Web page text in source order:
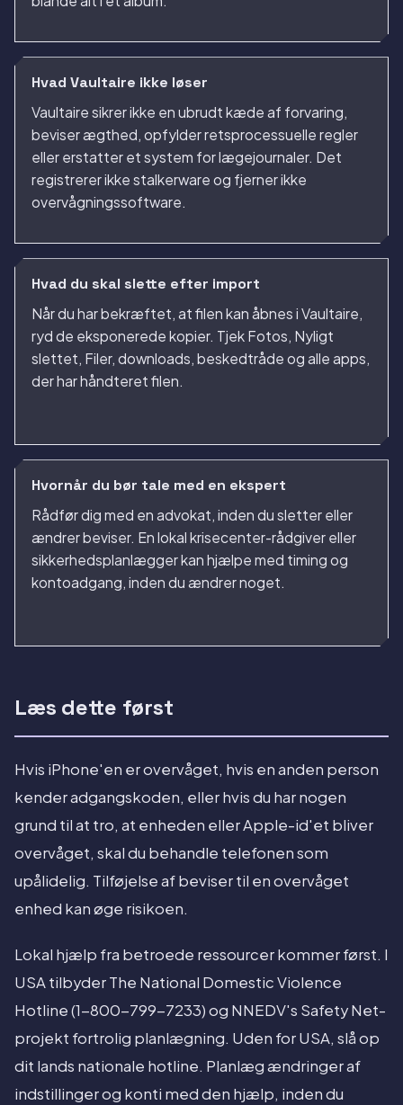
Hvad Vaultaire ikke løser
Vaultaire sikrer ikke en ubrudt kæde af forvaring,
beviser ægthed, opfylder retsprocessuelle regler
eller erstatter et system for lægejournaler. Det
registrerer ikke stalkerware og fjerner ikke
overvågningssoftware.
Hvad du skal slette efter import
Når du har bekræftet, at filen kan åbnes i Vaultaire,
ryd de eksponerede kopier. Tjek Fotos, Nyligt
slettet, Filer, downloads, beskedtråde og alle apps,
der har håndteret filen.
Hvornår du bør tale med en ekspert
Rådfør dig med en advokat, inden du sletter eller
ændrer beviser. En lokal krisecenter-rådgiver eller
sikkerhedsplanlægger kan hjælpe med timing og
kontoadgang, inden du ændrer noget.
Læs dette først
Hvis iPhone'en er overvåget, hvis en anden person
kender adgangskoden, eller hvis du har nogen
grund til at tro, at enheden eller Apple-id'et bliver
overvåget, skal du behandle telefonen som
upålidelig. Tilføjelse af beviser til en overvåget
enhed kan øge risikoen.
Lokal hjælp fra betroede ressourcer kommer først. I
USA tilbyder The National Domestic Violence
Hotline (1-800-799-7233) og NNEDV's Safety Net-
projekt fortrolig planlægning. Uden for USA, slå op
dit lands nationale hotline. Planlæg ændringer af
indstillinger og konti med den hjælp, inden du